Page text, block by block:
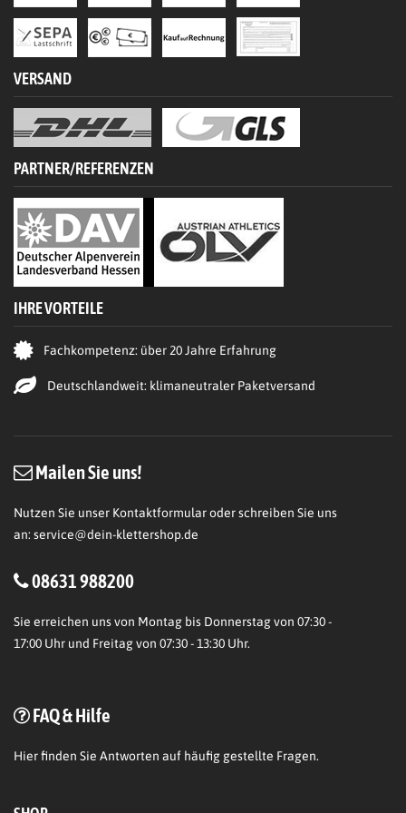
VERSAND
PARTNER/REFERENZEN
IHRE VORTEILE
Fachkompetenz: über 20 Jahre Erfahrung
Deutschlandweit: klimaneutraler Paketversand
Mailen Sie uns!
Nutzen Sie unser Kontaktformular oder schreiben Sie uns
an: service@dein-klettershop.de
08631 988200
Sie erreichen uns von Montag bis Donnerstag von 07:30 -
17:00 Uhr und Freitag von 07:30 - 13:30 Uhr.
FAQ & Hilfe
Hierfinden Sie Antworten auf häufig gestellte Fragen.